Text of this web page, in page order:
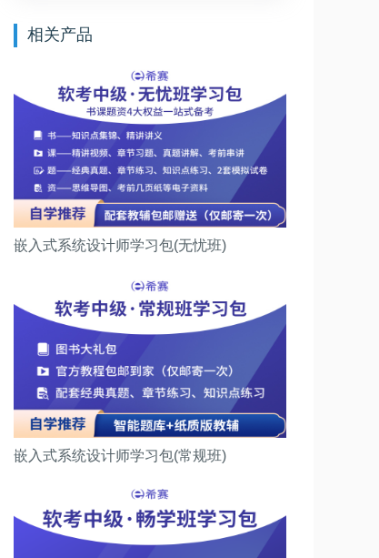
相关产品
嵌入式系统设计师学习包(无忧班)
嵌入式系统设计师学习包(常规班)